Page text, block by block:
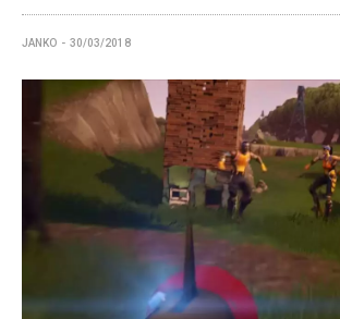
JANKO 30/03/2018